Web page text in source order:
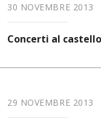
30 NOVEMBRE 2013
Concerti al
29 NOVEMBRE 2013